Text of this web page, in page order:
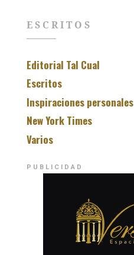
ESCRITOS
Editorial Tal Cual
Escritos
Inspiraciones personales
New York Times
Varios
PUBLICIDAD